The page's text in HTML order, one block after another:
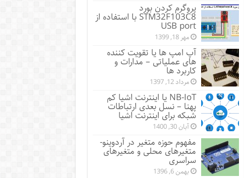
پروگرم کردن بورد
STM32F103C8 با استفاده از
USB port
مهر 18, 1399
آپ امپ ها یا تقویت کننده
های عملیاتی – مدارات و
کاربرد ها
مرداد 12, 1397
NB-IoT یا اینترنت اشیا کم
پهنا – نسل بعدی ارتباطات
شبکه برای اینترنت اشیا
آبان 30, 1400
مفهوم حوزه متغیر در آردوینو-
متغیرهای محلی و متغیرهای
سراسری
بهمن 6, 1396